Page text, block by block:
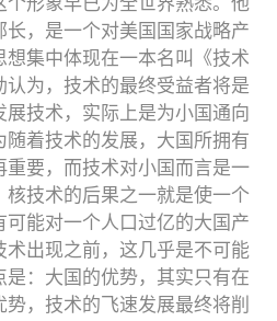
，是一个对美国国家战略产
集中体现在一本名叫《技术
为，技术的最终受益者将是
技术，实际上是为小国通向
着技术的发展，大国所拥有
重要，而技术对小国而言是一
技术的后果之一就是使一个
能对一个人口过亿的大国产
术出现之前，这几乎是不可能
：大国的优势，其实只有在
，技术的飞速发展最终将削